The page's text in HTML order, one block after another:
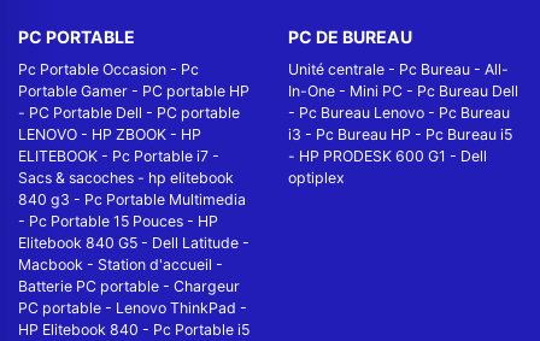
PC PORTABLE
Pc Portable Occasion - Pc
Portable Gamer - PC portable HP
- PC Portable Dell - PC portable
LENOVO - HP ZBOOK - HP
ELITEBOOK - Pc Portable i7 -
Sacs & sacoches - hp elitebook
840 g3 - Pc Portable Multimedia
- Pc Portable 15 Pouces - HP
Elitebook 840 G5 - Dell Latitude -
Macbook - Station d'accueil -
Batterie PC portable - Chargeur
PC portable - Lenovo ThinkPad -
HP Elitebook 840 - Pc Portable i5
PC DE BUREAU
Unité centrale - Pc Bureau - All-
In-One - Mini PC - Pc Bureau Dell
- Pc Bureau Lenovo - Pc Bureau
i3 - Pc Bureau HP - Pc Bureau i5
- HP PRODESK 600 G1 - Dell
optiplex